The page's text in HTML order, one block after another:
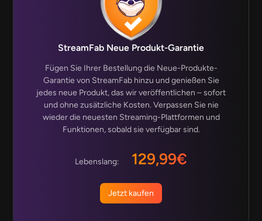
StreamFab Neue Produkt-Garantie
Fügen Sie Ihrer Bestellung die Neue-Produkte-
Garantie von StreamFab hinzu und genießen Sie
jedes neue Produkt, das wir veröffentlichen – sofort
und ohne zusätzliche Kosten. Verpassen Sie nie
wieder die neuesten Streaming-Plattformen und
Funktionen, sobald sie verfügbar sind.
Lebenslang: 129,99€
Jetzt kaufen